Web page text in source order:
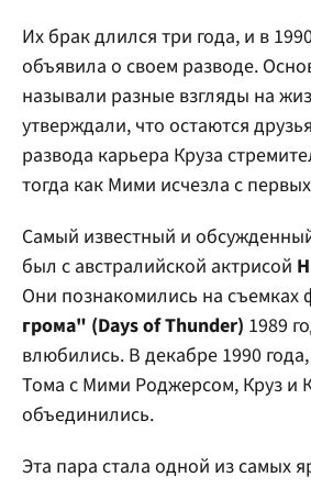
Их брак длился три года, и в
объявила о своем разводе.
называли разные взгляды на
утверждали, что остаются
развода карьера Круза
тогда как Мими исчезла с
Самый известный и
был с австралийской актрисой
Они познакомились на съемках
грома" (Days of Thunder) 1989
влюбились. В декабре 1990
Тома с Мими Роджерсом, Круз и
объединились.
Эта пара стала одной из самых